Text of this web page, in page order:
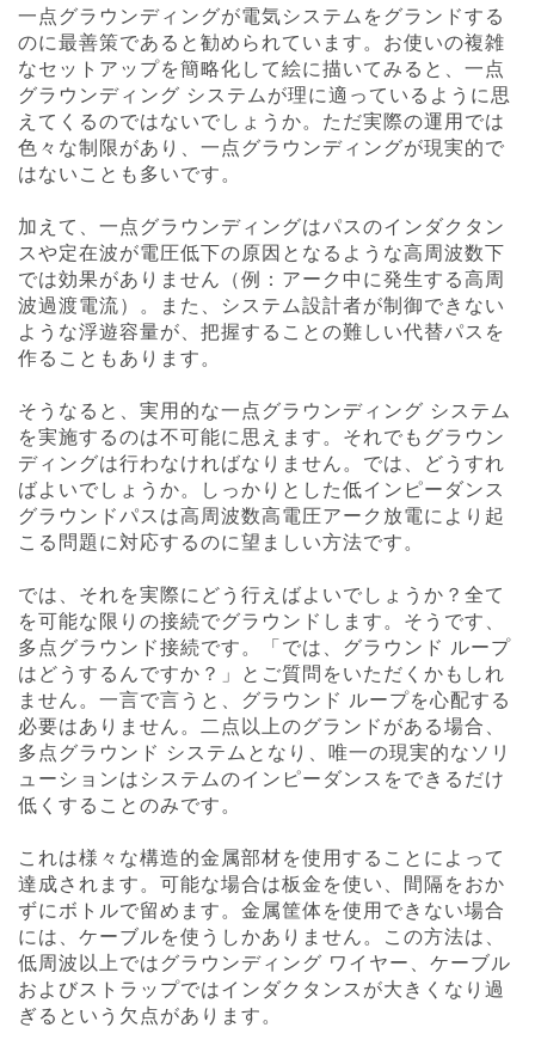
一点グラウンディングが電気システムをグランドする
のに最善策であると勧められています。お使いの複雑
なセットアップを簡略化して絵に描いてみると、一点
グラウンディング システムが理に適っているように思
えてくるのではないでしょうか。ただ実際の運用では
色々な制限があり、一点グラウンディングが現実的で
はないことも多いです。
加えて、一点グラウンディングはパスのインダクタン
スや定在波が電圧低下の原因となるような高周波数下
では効果がありません（例：アーク中に発生する高周
波過渡電流）。また、システム設計者が制御できない
ような浮遊容量が、把握することの難しい代替パスを
作ることもあります。
そうなると、実用的な一点グラウンディング システム
を実施するのは不可能に思えます。それでもグラウン
ディングは行わなければなりません。では、どうすれ
ばよいでしょうか。しっかりとした低インピーダンス
グラウンドパスは高周波数高電圧アーク放電により起
こる問題に対応するのに望ましい方法です。
では、それを実際にどう行えばよいでしょうか？全て
を可能な限りの接続でグラウンドします。そうです、
多点グラウンド接続です。「では、グラウンド ループ
はどうするんですか？」とご質問をいただくかもしれ
ません。一言で言うと、グラウンド ループを心配する
必要はありません。二点以上のグランドがある場合、
多点グラウンド システムとなり、唯一の現実的なソリ
ューションはシステムのインピーダンスをできるだけ
低くすることのみです。
これは様々な構造的金属部材を使用することによって
達成されます。可能な場合は板金を使い、間隔をおか
ずにボトルで留めます。金属筐体を使用できない場合
には、ケーブルを使うしかありません。この方法は、
低周波以上ではグラウンディング ワイヤー、ケーブル
およびストラップではインダクタンスが大きくなり過
ぎるという欠点があります。